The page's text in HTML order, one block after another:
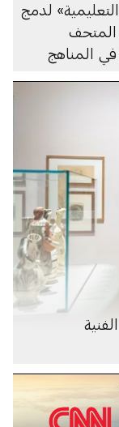
لدمج
المتحف
في المناهج
الفنية